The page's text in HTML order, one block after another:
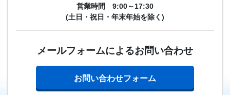
営業時間 9:00～17:30
(土日・祝日・年末年始を除く)
メールフォームによるお問い合わせ
お問い合わせフォーム